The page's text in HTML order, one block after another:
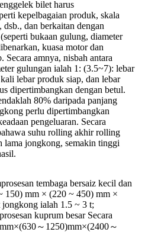
bilet harus
kepelbagaian produk, skala
dsb., dan berkaitan dengan
bukaan gulung, diameter
kuasa motor dan
Secara amnya, nisbah antara
gulungan ialah 1: (3.5~7): lebar
lebar produk siap, dan lebar
dipertimbangkan dengan betul.
80% daripada panjang
perlu dipertimbangkan
pengeluaran. Secara
suhu rolling akhir rolling
lama jongkong, semakin tinggi
tembaga bersaiz kecil dan
150) mm × (220 ~ 450) mm ×
ialah 1.5 ~ 3 t;
kuprum besar Secara
～1250)mm×(2400～